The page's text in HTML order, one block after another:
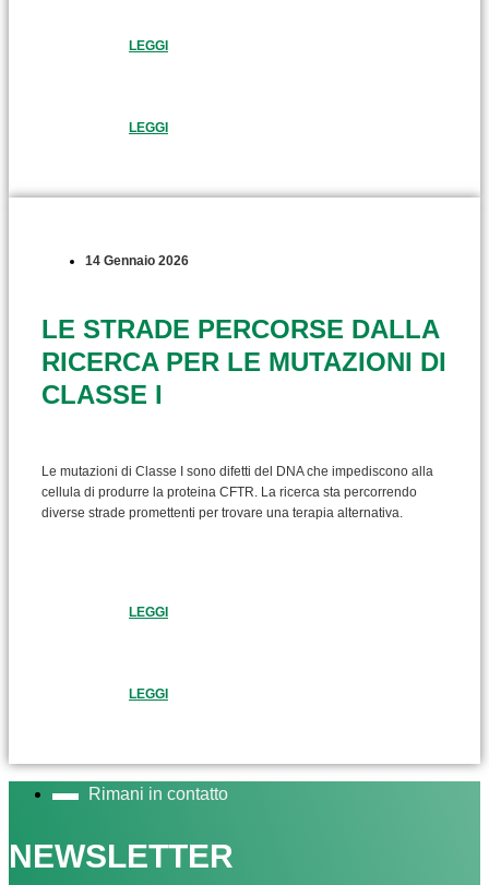
LEGGI
LEGGI
14 Gennaio 2026
LE STRADE PERCORSE DALLA
RICERCA PER LE MUTAZIONI DI
CLASSE I
Le mutazioni di Classe I sono difetti del DNA che impediscono alla
cellula di produrre la proteina CFTR. La ricerca sta percorrendo
diverse strade promettenti per trovare una terapia alternativa.
LEGGI
LEGGI
Rimani in contatto
NEWSLETTER